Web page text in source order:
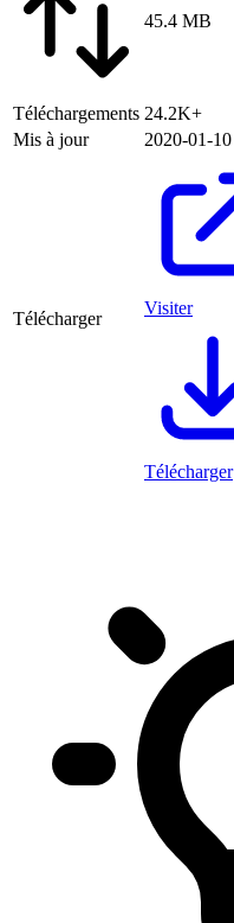
45.4 MB
Téléchargements 24.2K+
Mis à jour
2020-01-10
Télécharger
Visiter
Télécharger